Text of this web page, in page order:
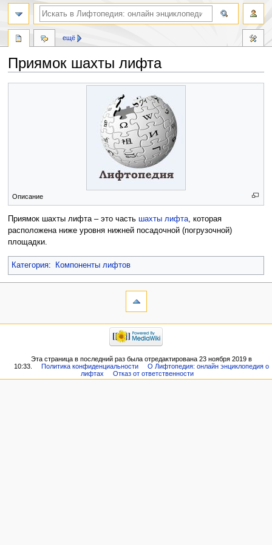
Приямок шахты лифта
Описание
Приямок шахты лифта – это часть шахты лифта, которая
расположена ниже уровня нижней посадочной (погрузочной)
площадки.
Категория: Компоненты лифтов
ещё
Эта страница в последний раз была отредактирована 23 ноября 2019 в
10:33.
Политика конфиденциальности
О Лифтопедия: онлайн энциклопедия о
лифтах
Отказ от ответственности